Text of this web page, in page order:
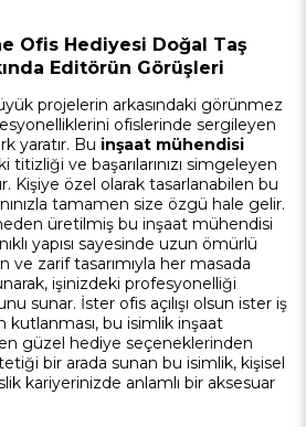
Ofis Hediyesi Doğal Taş
Editörün Görüşleri
projelerin arkasındaki görünmez
ofislerinde sergileyen
yaratır. Bu inşaat mühendisi
titizliği ve başarılarınızı simgeleyen
Kişiye özel olarak tasarlanabilen bu
tamamen size özgü hale gelir.
üretilmiş bu inşaat mühendisi
yapısı sayesinde uzun ömürlü
ve zarif tasarımıyla her masada
işinizdeki profesyonelliği
sunar. İster ofis açılışı olsun ister iş
kutlanması, bu isimlik inşaat
güzel hediye seçeneklerinden
bir arada sunan bu isimlik, kişisel
kariyerinizde anlamlı bir aksesuar